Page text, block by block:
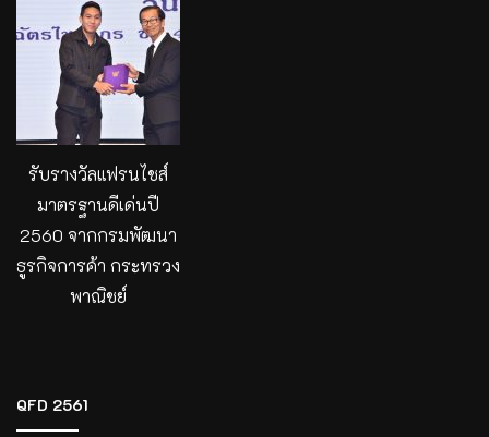
รับรางวัลแฟรนไชส์
มาตรฐานดีเด่นปี
2560 จากกรมพัฒนา
ธูรกิจการค้า กระทรวง
พาณิชย์
QFD 2561